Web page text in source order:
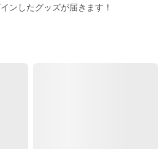
ンしたグッズが届きます！